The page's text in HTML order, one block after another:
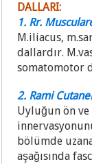
DALLARI:
1. Rr.
M.iliacus,
dallardır.
somatomotor
2. Rami
Uyluğun ön ve
bölümde
aşağısında